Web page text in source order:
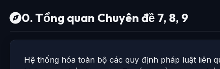
0. Tổng quan Chuyên đề 7, 8, 9
Hệ thống hóa toàn bộ các quy định pháp luật liên